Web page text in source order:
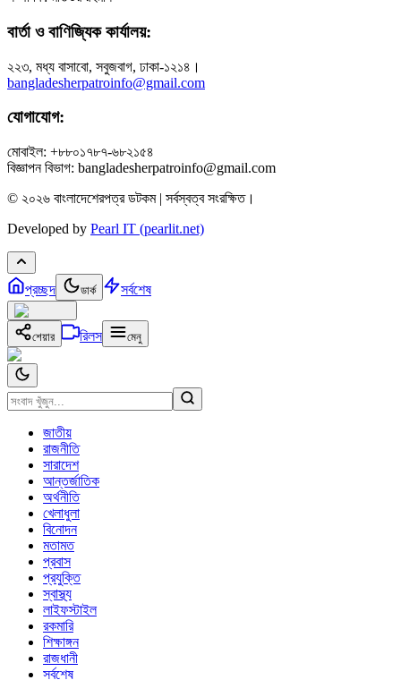
বার্তা ও বাণিজ্যিক কার্যালয়:
২২৩, মধ্য বাসাবো, সবুজবাগ, ঢাকা-১২১৪।
bangladesherpatroinfo@gmail.com
যোগাযোগ:
মোবাইল: +৮৮০১৭৮৭-৬৮২১৫৪
বিজ্ঞাপন বিভাগ: bangladesherpatroinfo@gmail.com
© ২০২৬ বাংলাদেশেরপত্র ডটকম | সর্বস্বত্ব সংরক্ষিত।
Developed by Pearl IT (pearlit.net)
প্রচ্ছদ ডার্ক সর্বশেষ
শেয়ার রিলস মেনু
জাতীয়
রাজনীতি
সারাদেশ
আন্তর্জাতিক
অর্থনীতি
খেলাধুলা
বিনোদন
মতামত
প্রবাস
প্রযুক্তি
স্বাস্থ্য
লাইফস্টাইল
রকমারি
শিক্ষাঙ্গন
রাজধানী
সর্বশেষ